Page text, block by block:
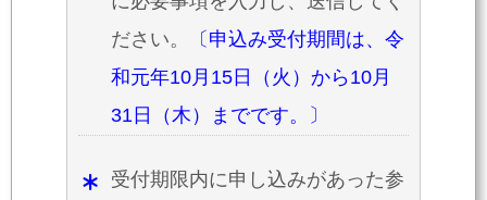
ださい。
〔申込み受付期間は、令
和元年10月15日（火）から10月
31日（木）までです。〕
受付期限内に申し込みがあった参